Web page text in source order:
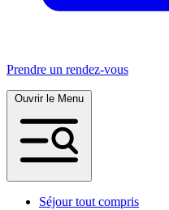
Prendre un rendez-vous
Séjour tout compris